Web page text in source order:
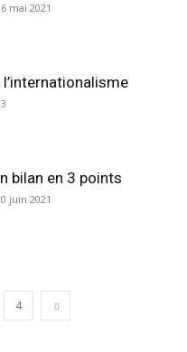
mai 2021
bilan en 3 points
juin 2021
4